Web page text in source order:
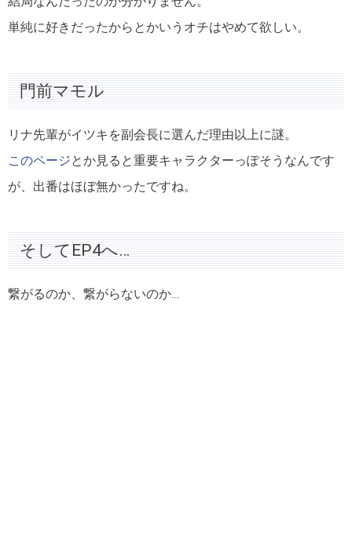
単純に好きだったからとかいうオチはやめて欲しい。
門前マモル
リナ先輩がイツキを副会長に選んだ理由以上に謎。
このページとか見ると重要キャラクターっぽそうなんです
が、出番はほぼ無かったですね。
そしてEP4へ…
繋がるのか、繋がらないのか…